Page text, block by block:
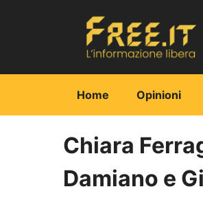
Home Opinioni
Chiara
Damiano e